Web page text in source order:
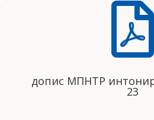

допис МПНТР
23